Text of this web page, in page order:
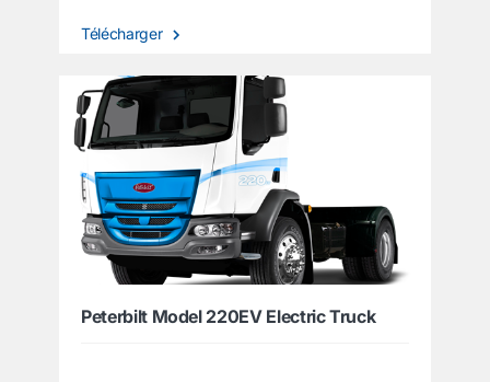
Télécharger
Peterbilt Model 220EV Electric Truck